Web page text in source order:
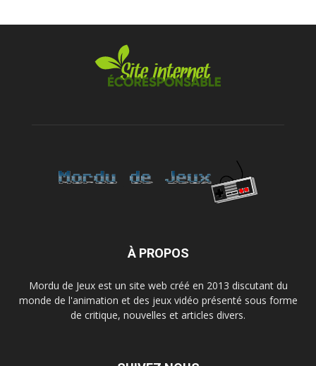
À PROPOS
Mordu de Jeux est un site web créé en 2013 discutant du
monde de l'animation et des jeux vidéo présenté sous forme
de critique, nouvelles et articles divers.